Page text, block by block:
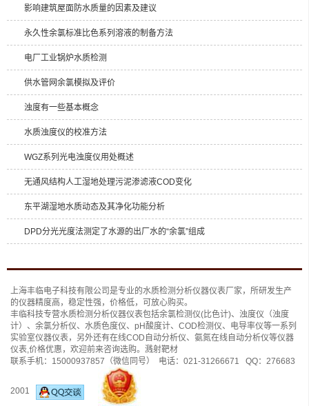
影响建筑屋面防水质量的因素及建议
永久性余氯标准比色系列溶液的制备方法
电厂工业锅炉水质检测
供水管网余氯模拟及评价
浊度有一些基本概念
水质浊度仪的校准方法
WGZ系列光电浊度仪用处概述
无通风结构人工湿地处理污泥渗滤液COD变化
东平湖湿地水质动态及其净化功能分析
DPD分光光度法测定了水源的出厂水的“余氯”组成
上海丰临电子科技有限公司是专业的水质检测分析仪器仪表厂家，所研发生产
的仪器精度高，稳定性强，价格低，可放心购买。
丰临科技专营水质检测分析仪器仪表包括余氯检测仪(比色计)、 浊度仪（浊度
计） 、 余氯分析仪、 水质色度仪、 pH酸度计、 COD检测仪、 电导率仪等一系列
实验室仪器仪表，另外还有在线COD自动分析仪、 氨氮在线自动分析仪等仪器
仪表,价格优惠，欢迎前来咨询选购。 溅射靶材
联系手机： 15000937857 （微信同号） 电话： 021-31266671 QQ： 276683
2001